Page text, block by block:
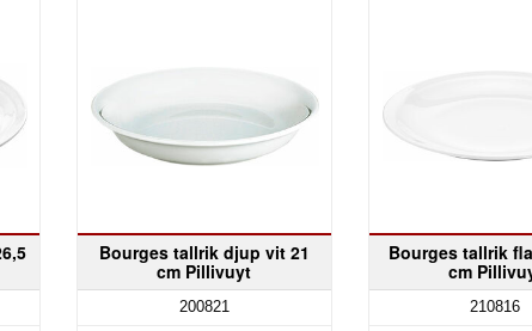
Bourges tallrik djup vit 21
cm Pillivuyt
200821
Bourges tallrik
cm
210816